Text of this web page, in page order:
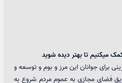
میکنیم تا بهتر دیده شوید
برای جوانان این مرز و بوم و توسعه و
فضای مجازی به عموم مردم شروع به